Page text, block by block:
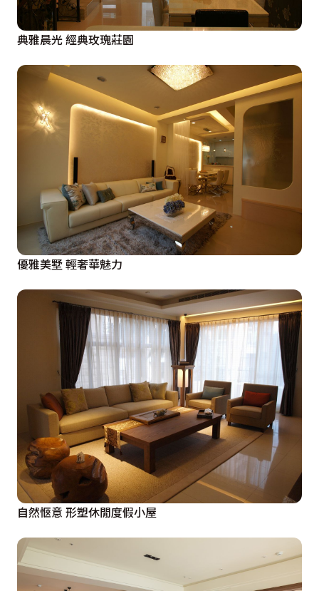
典雅晨光 經典玫瑰莊園
優雅美墅 輕奢華魅力
自然愜意 形塑休閒度假小屋